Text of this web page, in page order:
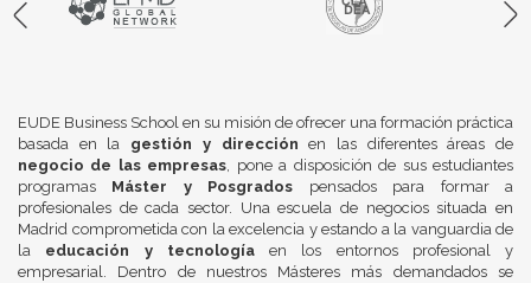
EUDE Business School en su misión de ofrecer una formación práctica
basada en la gestión y dirección en las diferentes áreas de
negocio de las empresas, pone a disposición de sus estudiantes
programas Máster y Posgrados pensados para formar a
profesionales de cada sector. Una escuela de negocios situada en
Madrid comprometida con la excelencia y estando a la vanguardia de
la educación y tecnologíaen los entornos profesional y
empresarial. Dentro de nuestros Másteres más demandados se